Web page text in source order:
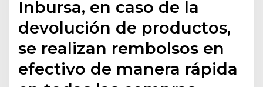
Inbursa, en caso de la
devolución de productos,
se realizan rembolsos en
efectivo de manera rápida